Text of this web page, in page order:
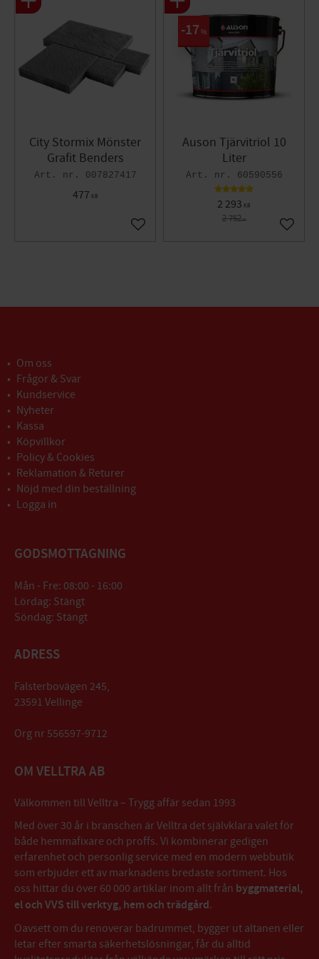
City Stormix Mönster
Grafit Benders
007827417
477 KR
Lägg till i favoriter
Auson Tjärvitriol 10
Liter
60590556
2 293 KR
2 752KR
17 %
Lägg
Om oss
Frågor & Svar
Kundservice
Nyheter
Kassa
Köpvillkor
Policy & Cookies
Reklamation & Returer
Nöjd med din beställning
Logga in
GODSMOTTAGNING
Mån - Fre: 08:00 - 16:00
Lördag: Stängt
Söndag: Stängt
ADRESS
Falsterbovägen 245,
23591 Vellinge
Org nr 556597-9712
OM VELLTRA AB
Välkommen till Velltra – Trygg affär sedan 1993
Med över 30 år i branschen är Velltra det självklara valet för
både hemmafixare och proffs. Vi kombinerar gedigen
erfarenhet och personlig service med en modern webbutik
som erbjuder ett av marknadens bredaste sortiment. Hos
oss hittar du över 60 000 artiklar inom allt från byggmaterial,
el och VVS till verktyg, hem och trädgård.
Oavsett om du renoverar badrummet, bygger ut altanen eller
letar efter smarta säkerhetslösningar, får du alltid